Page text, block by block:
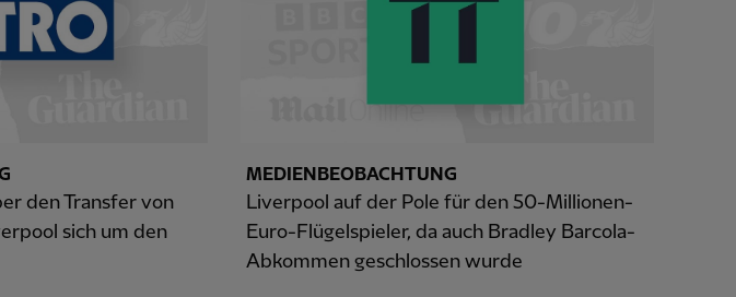
den Transfer von
sich um den
MEDIENBEOBACHTUNG
Liverpool auf der Pole für den 50-Millionen-
Euro-Flügelspieler, da auch Bradley Barcola-
Abkommen geschlossen wurde